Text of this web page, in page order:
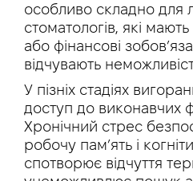
особливо складно для
стоматологів, які
або фінансові
відчувають
У пізніх стадіях
доступ до виконавчих
Хронічний стрес
робочу пам’ять і
спотворює відчуття